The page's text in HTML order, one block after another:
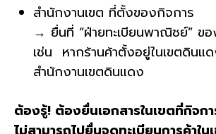
สำนักงานเขต ที่ตั้งของกิจการ
→ ยื่นที่ “ฝ่ายทะเบียนพาณิชย์” ขอ
เช่น หากร้านค้าตั้งอยู่ในเขตดิน
สำนักงานเขตดินแดง
ต้องรู้! ต้องยื่นเอกสารในเขตที่กิจก